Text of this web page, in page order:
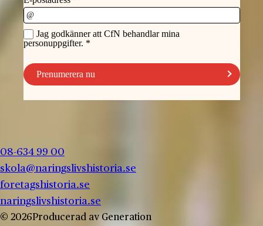
08-634 99 00
skola@naringslivshistoria.se
foretagshistoria.se
naringslivshistoria.se
© 2026 Producerad av Generation